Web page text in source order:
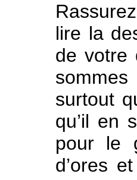
lire la
de votre
sommes
surtout
qu’il en
pour le
d’ores